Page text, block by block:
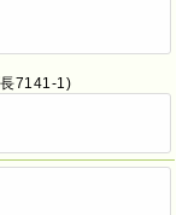
7141-1)